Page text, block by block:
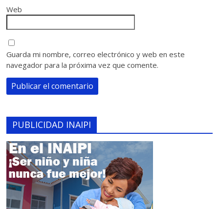
Web
Guarda mi nombre, correo electrónico y web en este
navegador para la próxima vez que comente.
PUBLICIDAD INAIPI